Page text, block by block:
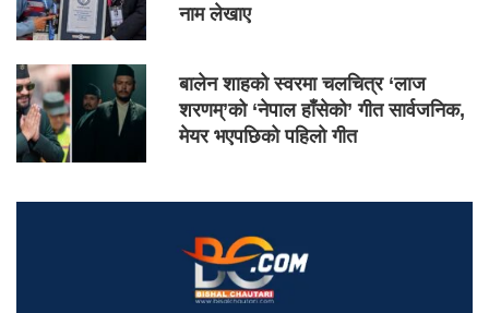
नाम लेखाए
बालेन शाहको स्वरमा चलचित्र ‘लाज
शरणम्’को ‘नेपाल हाँसेको’ गीत सार्वजनिक,
मेयर भएपछिको पहिलो गीत